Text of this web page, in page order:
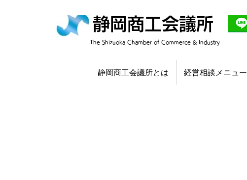
静岡商工会議所
​The Shizuoka Chamber of Commerce & Industry
静岡商工会議所とは 経営相談メニュー